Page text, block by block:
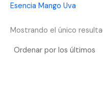
Esencia Mango Uva
Mostrando el único